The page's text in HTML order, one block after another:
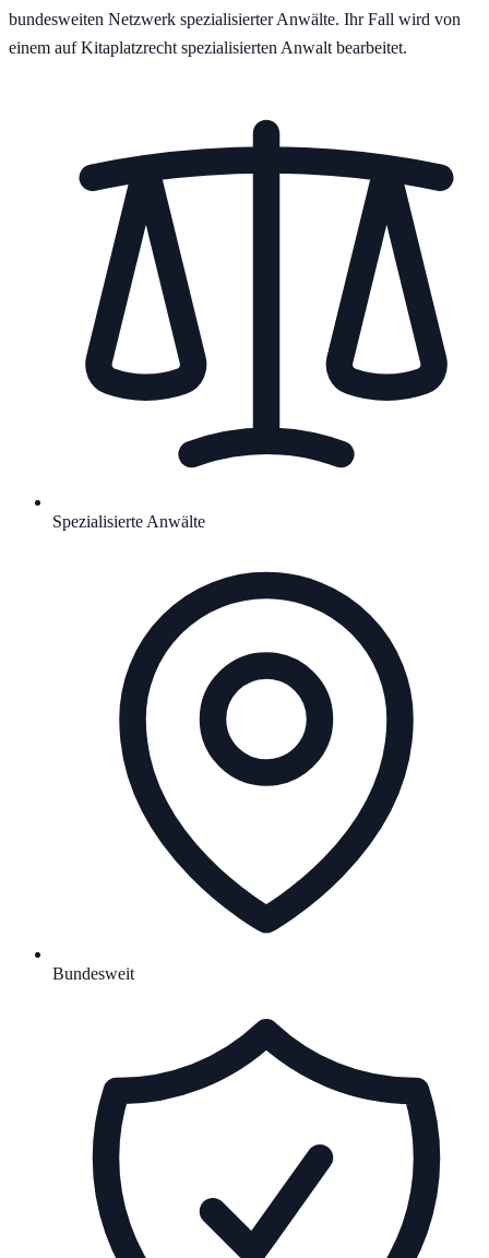
bundesweiten Netzwerk spezialisierter Anwälte. Ihr Fall wird von
einem auf Kitaplatzrecht spezialisierten Anwalt bearbeitet.
Spezialisierte Anwälte
Bundesweit